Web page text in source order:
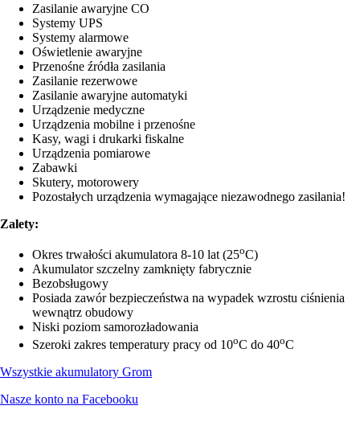
Zasilanie awaryjne CO
Systemy UPS
Systemy alarmowe
Oświetlenie awaryjne
Przenośne źródła zasilania
Zasilanie rezerwowe
Zasilanie awaryjne automatyki
Urządzenie medyczne
Urządzenia mobilne i przenośne
Kasy, wagi i drukarki fiskalne
Urządzenia pomiarowe
Zabawki
Skutery, motorowery
Pozostałych urządzenia wymagające niezawodnego zasilania!
Zalety:
Okres trwałości akumulatora 8-10 lat (25oC)
Akumulator szczelny zamknięty fabrycznie
Bezobsługowy
Posiada zawór bezpieczeństwa na wypadek wzrostu ciśnienia
wewnątrz obudowy
Niski poziom samorozładowania
Szeroki zakres temperatury pracy od 10oC do 40oC
Wszystkie akumulatory Grom
Nasze konto na Facebooku